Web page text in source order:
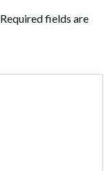
Required fields are